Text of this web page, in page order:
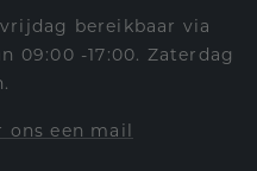
bereikbaar via
09:00 -17:00. Zaterdag
ons een mail